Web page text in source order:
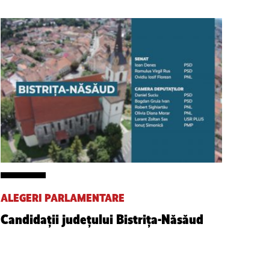
ALEGERI PARLAMENTARE
Candidații județului Bistrița-Năsăud